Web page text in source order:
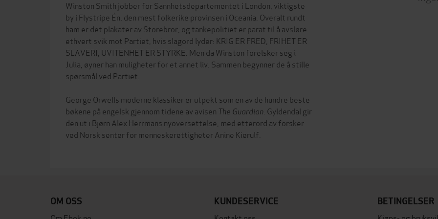
Winston Smith jobber for Sannhetsdepartementet i London, viktigste
by i Flystripe Én, den mest folkerike provinsen i Oceania. Overalt rundt
ham er det plakater av Storebror, og tankepolitiet er parat til å avsløre
ethvert svik mot Partiet, hvis slagord lyder: KRIG ER FRED, FRIHET ER
SLAVERI, UVITENHET ER STYRKE. Men da Winston forelsker seg i
Julia, øyner han muligheter for et annet liv. Sammen begynner de å stille
spørsmål ved Partiet.
George Orwells moderne klassiker er utpekt som en av de hundre beste
bøkene på engelsk gjennom tidene av avisen The Guardian . Gyldendal gir
den ut i Bjørn Alex Herrmans nyoversettelse, med etterord av forsker
ved Norsk senter for menneskerettigheter Anine Kierulf.
OM OSS
KUNDESERVICE
BETINGELSER